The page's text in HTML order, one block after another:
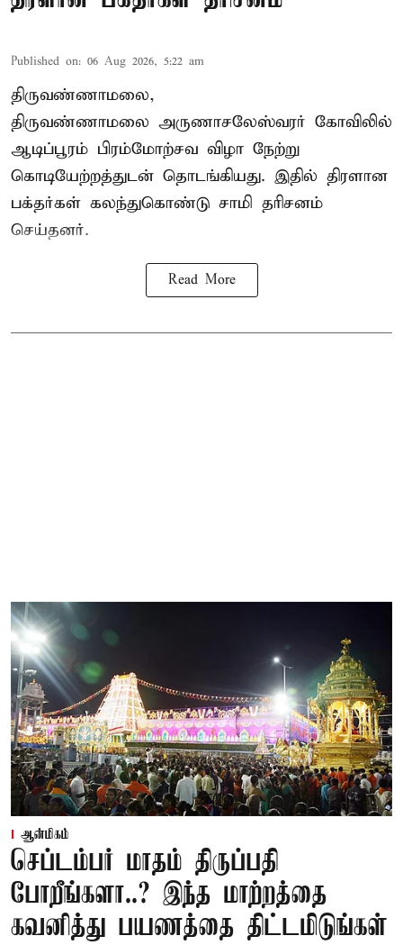
Published on: 06 Aug 2026, 5:22 am
திருவண்ணாமலை,
திருவண்ணாமலை அருணாசலேஸ்வரர் கோவிலில்
ஆடிப்பூரம் பிரம்மோற்சவ விழா நேற்று
கொடியேற்றத்துடன் தொடங்கியது. இதில் திரளான
பக்தர்கள் கலந்துகொண்டு சாமி தரிசனம்
செய்தனர்.
Read More
ஆன்மிகம்
செப்டம்பர் மாதம் திருப்பதி
போறீங்களா..? இந்த மாற்றத்தை
கவனித்து பயணத்தை திட்டமிடுங்கள்